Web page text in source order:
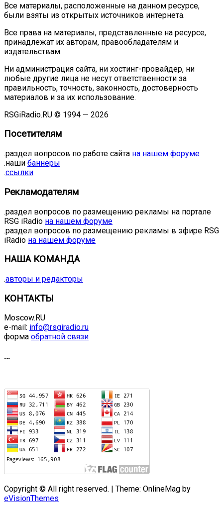
Все материалы, расположенные на данном ресурсе,
были взяты из открытых источников интернета.
Все права на материалы, представленные на ресурсе,
принадлежат их авторам, правообладателям и
издательствам.
Ни администрация сайта, ни хостинг-провайдер, ни
любые другие лица не несут ответственности за
правильность, точность, законность, достоверность
материалов и за их использование.
RSGiRadio.RU © 1994 — 2026
Посетителям
.раздел вопросов по работе сайта на нашем форуме
.наши баннеры
.ссылки
Рекламодателям
.раздел вопросов по размещению рекламы на портале
RSG iRadio на нашем форуме
.раздел вопросов по размещению рекламы в эфире RSG
iRadio на нашем форуме
НАША КОМАНДА
.авторы и редакторы
КОНТАКТЫ
Moscow.RU
e-mail: info@rsgiradio.ru
форма обратной связи
…
Copyright © All right reserved. | Theme: OnlineMag by
eVisionThemes